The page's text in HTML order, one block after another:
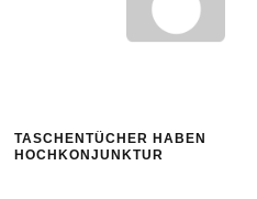
TASCHENTÜCHER HABEN
HOCHKONJUNKTUR